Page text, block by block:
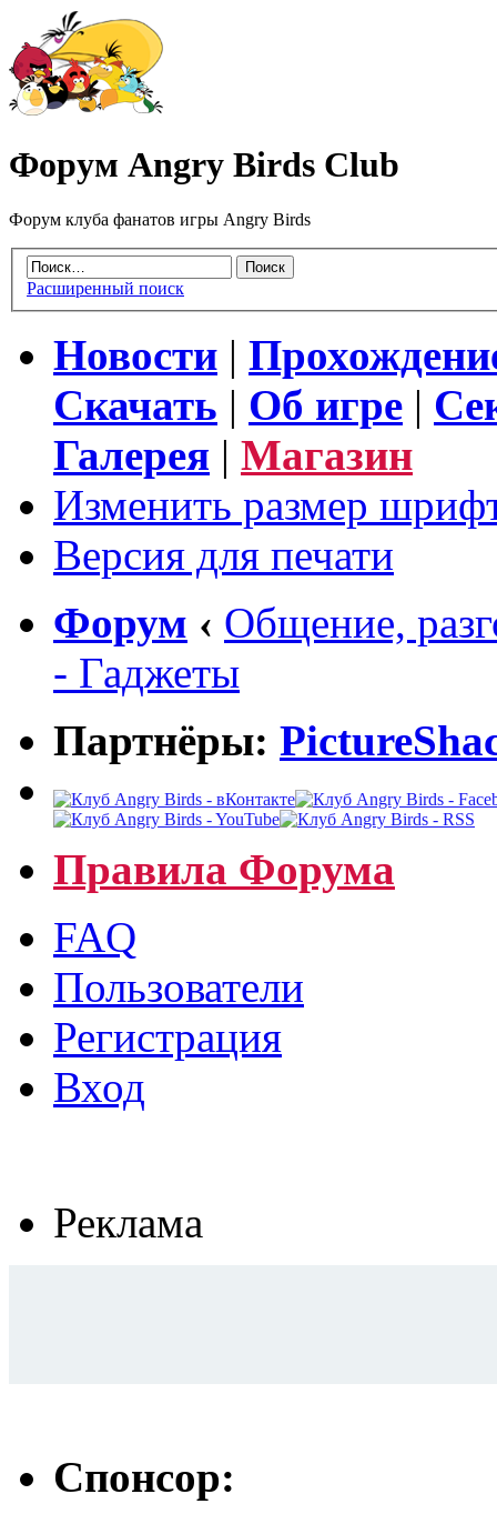
Форум Angry Birds Club
Форум клуба фанатов игры Angry Birds
Расширенный поиск
Новости |
Скачать | Об игре |
Галерея | Магазин
Изменить размер
Версия для печати
Форум ‹ Общение,
- Гаджеты
Партнёры:
Правила Форума
FAQ
Пользователи
Регистрация
Вход
Реклама
Спонсор: